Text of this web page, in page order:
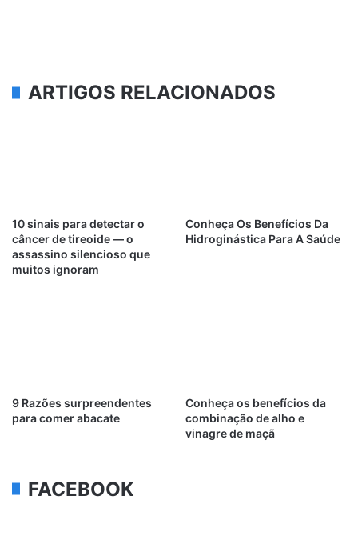
ARTIGOS RELACIONADOS
10 sinais para detectar o
câncer de tireoide — o
assassino silencioso que
muitos ignoram
Conheça Os Benefícios Da
Hidroginástica Para A Saúde
9 Razões surpreendentes
para comer abacate
Conheça os benefícios da
combinação de alho e
vinagre de maçã
FACEBOOK